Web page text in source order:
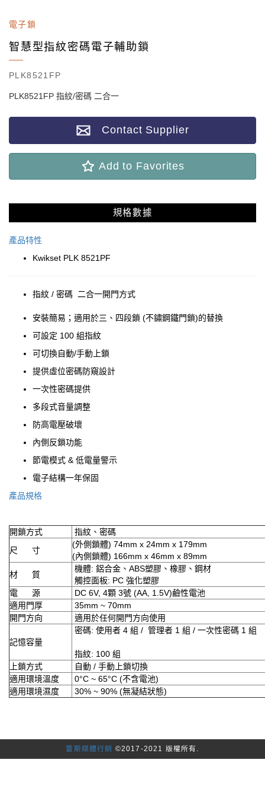
電子鎖
智慧型指紋密碼電子輔助鎖
PLK8521FP
PLK8521FP 指紋/密碼 二合一
Contact Supplier
Add to Favorites
規格數據
產品特性
Kwikset PLK 8521PF
指紋 / 密碼 二合一開門方式
安裝簡易；適用於三、四段鎖 (不鏽鋼鐵門鎖)的替換
可設定 100 組指紋
可切換自動/手動上鎖
提供虛位密碼防窺設計
一次性密碼提供
多段式音量調整
防高電壓破壞
內側反鎖功能
節電模式 & 低電量警示
電子結構一年保固
產品規格
開鎖方式
指紋、密碼
尺 寸
(外側鎖體) 74mm x 24mm x 179mm
(內側鎖體) 166mm x 46mm x 89mm
材 質
機體: 鋁合金、ABS塑膠、橡膠、鋼材
觸控面板: PC 強化塑膠
電 源
DC 6V, 4顆 3號 (AA, 1.5V)鹼性電池
適用門厚
35mm ~ 70mm
開門方向
適用於任何開門方向使用
記憶容量
密碼: 使用者 4 組 / 管理者 1 組 / 一次性密碼 1 組
指紋: 100 組
上鎖方式
自動 / 手動上鎖切換
適用環境溫度
0°C ~ 65°C (不含電池)
適用環境濕度
30% ~ 90% (無凝結狀態)
雷斯媒體行銷 ©2017-2021 版權所有.